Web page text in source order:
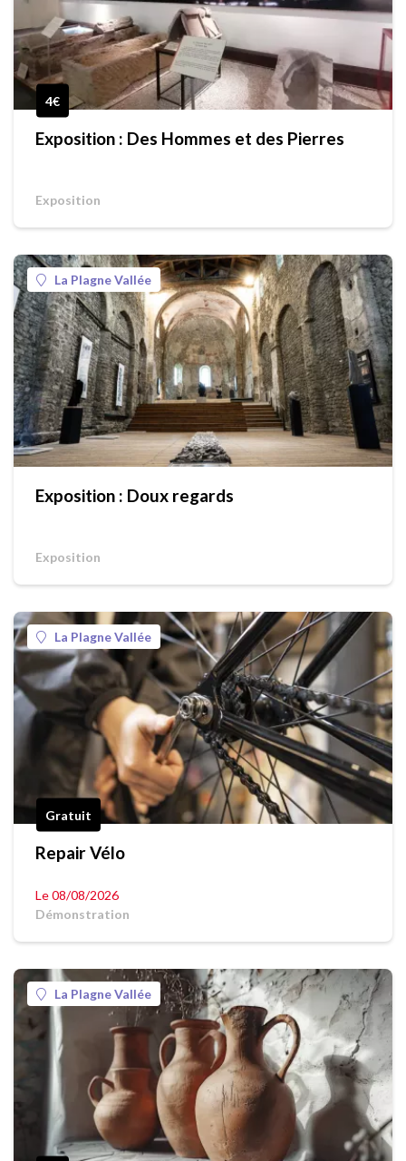
4€
Exposition : Des Hommes et des Pierres
Exposition
La Plagne Vallée
Exposition : Doux regards
Exposition
La Plagne Vallée
Gratuit
Repair Vélo
Le 08/08/2026
Démonstration
La Plagne Vallée